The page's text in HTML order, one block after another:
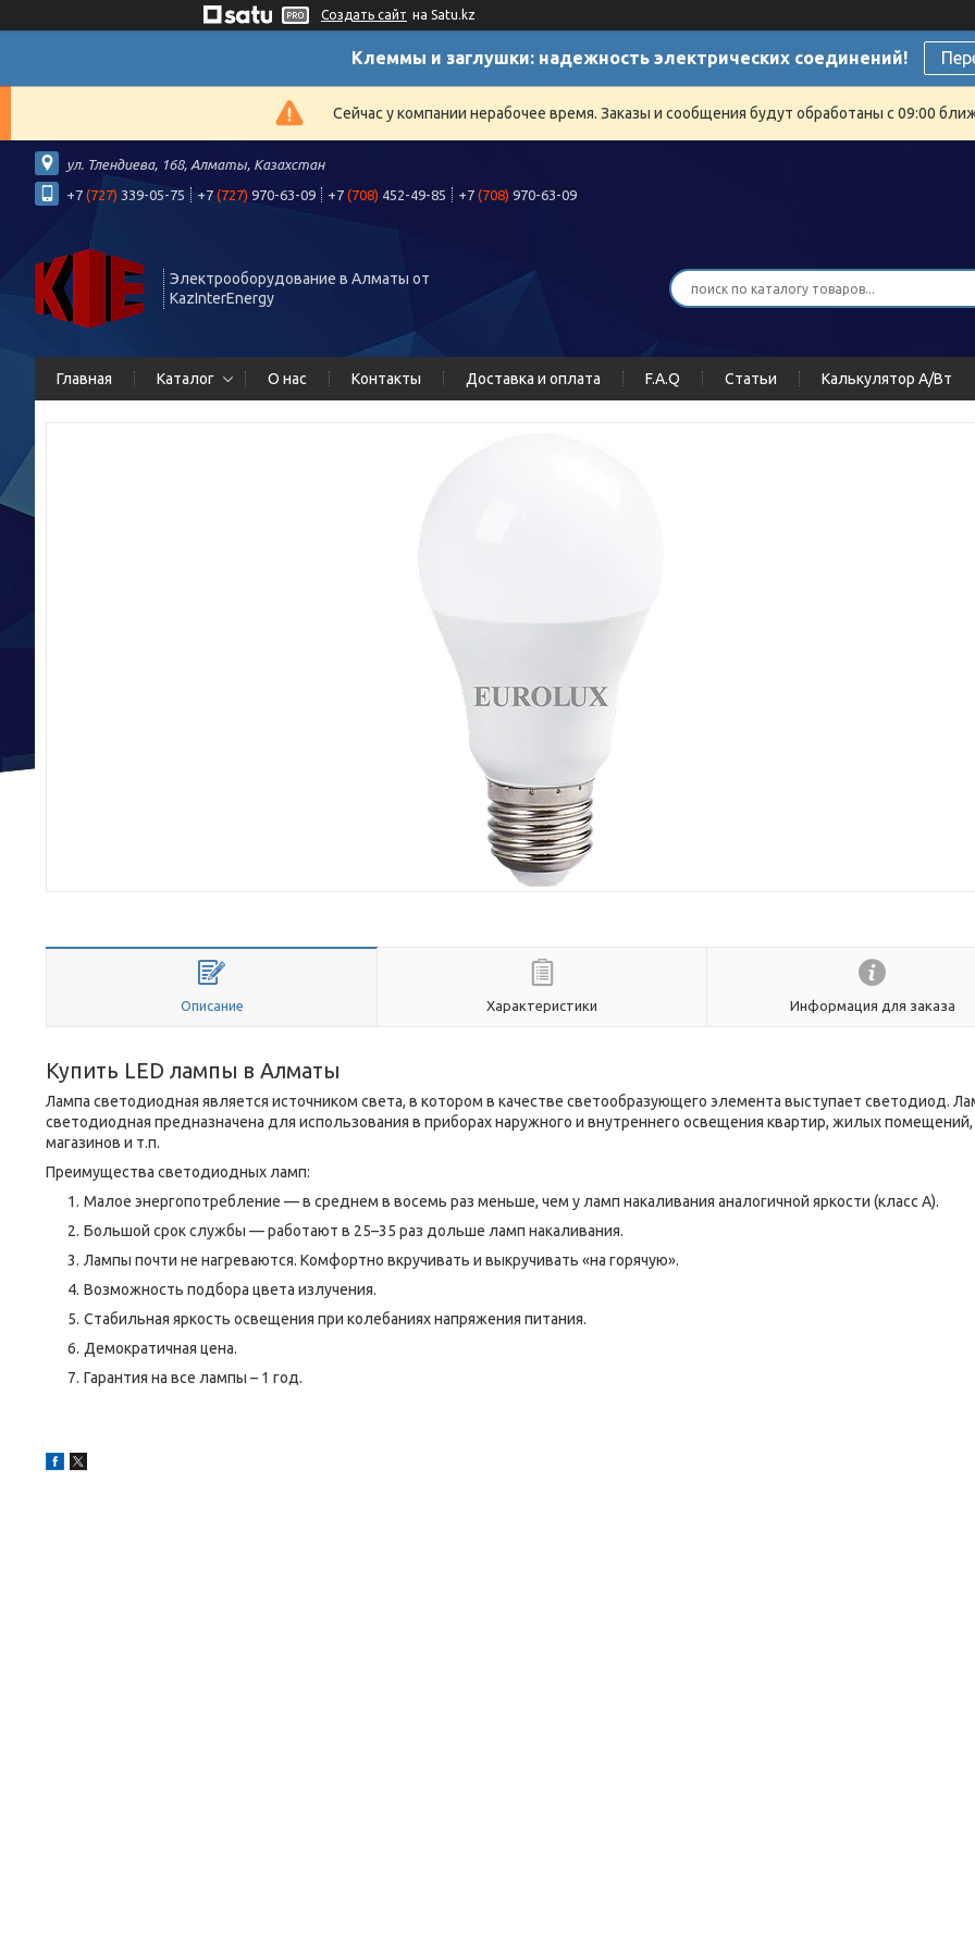
Создать сайт на Satu.kz
Клеммы и заглушки: надежность электрических соединений!
Сейчас у компании нерабочее время. Заказы и сообщения будут обработаны с 09:00
ул. Тлендиева, 168, Алматы, Казахстан
+7 (727) 339-05-75 +7 (727) 970-63-09 +7 (708) 452-49-85 +7 (708) 970-63-09
Электрооборудование в Алматы от
KazInterEnergy
Главная Каталог О нас Контакты Доставка и оплата F.A.Q Статьи Калькулятор А/Вт
Описание Характеристики Информация для заказа
Купить LED лампы в Алматы
Лампа светодиодная является источником света, в котором в качестве светообразующего элемента выступает светодиод.
светодиодная предназначена для использования в приборах наружного и внутреннего освещения квартир, жилых помещений,
магазинов и т.п.
Преимущества светодиодных ламп:
Малое энергопотребление — в среднем в восемь раз меньше, чем у ламп накаливания аналогичной яркости (класс А).
Большой срок службы — работают в 25–35 раз дольше ламп накаливания.
Лампы почти не нагреваются. Комфортно вкручивать и выкручивать «на горячую».
Возможность подбора цвета излучения.
Стабильная яркость освещения при колебаниях напряжения питания.
Демократичная цена.
Гарантия на все лампы – 1 год.